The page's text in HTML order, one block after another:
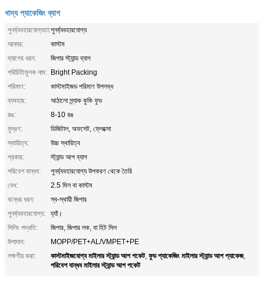
খাদ্য প্যাকেজিং ব্যাগ
পুনর্ব্যবহারযোগ্যতা:পুনর্ব্যবহারযোগ্য
আকার:
কাস্টম
ব্যাগের ধরন:
জিপার স্ট্যান্ড ব্যাগ
পরিচিতিমুলক নাম: Bright Packing
পরিমাণ:
কাস্টমাইজড পরিমাণ উপলব্ধ
ব্যবহার:
আঠালো স্ন্যাক কুকি ফুড
রঙ:
8-10 রঙ
মুদ্রণ:
ডিজিটাল, অফসেট, ফ্লেক্সো
স্থায়িত্ব:
উচ্চ স্থায়িত্ব
প্রকার:
স্ট্যান্ড আপ ব্যাগ
পরিবেশ বান্ধব:
পুনর্ব্যবহারযোগ্য উপকরণ থেকে তৈরি
বেধ:
2.5 মিল বা কাস্টম
বন্ধের ধরন:
স্ব-স্থায়ী জিপার
পুনর্ব্যবহারযোগ্য:
হ্যাঁ।
সিলিং পদ্ধতি:
জিপার, জিপার লক, বা হিট সিল
উপাদান:
MOPP/PET+AL/VMPET+PE
লক্ষণীয় করা:
কাস্টমাইজযোগ্য মাইলার স্ট্যান্ড আপ পকেট, ফুড প্যাকেজিং মাইলার স্ট্যান্ড আপ প্যাকেজ,
পরিবেশ বান্ধব মাইলার স্ট্যান্ড আপ পকেট